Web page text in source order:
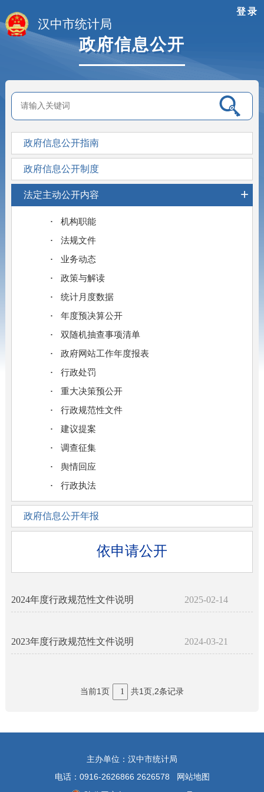
登录
汉中市统计局
政府信息公开
政府信息公开指南
政府信息公开制度
法定主动公开内容 +
机构职能
法规文件
业务动态
政策与解读
统计月度数据
年度预决算公开
双随机抽查事项清单
政府网站工作年度报表
行政处罚
重大决策预公开
行政规范性文件
建议提案
调查征集
舆情回应
行政执法
政府信息公开年报
依申请公开
2024年度行政规范性文件说明 2025-02-14
2023年度行政规范性文件说明 2024-03-21
当前1页 1 共1页,2条记录
主办单位：汉中市统计局
电话：0916-2626866 2626578
网站地图